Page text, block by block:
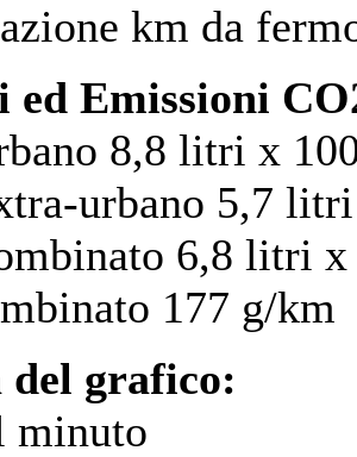
km da
ed Emissioni
8,8 litri x
urbano 5,7
6,8 litri
177 g/km
del grafico:
minuto